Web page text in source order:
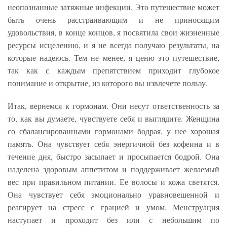
неопознанные затяжные инфекции. Это путешествие может
быть очень расстраивающим и не приносящим
удовольствия, в конце концов, я посвятила свои жизненные
ресурсы исцелению, и я не всегда получаю результаты, на
которые надеюсь. Тем не менее, я ценю это путешествие,
так как с каждым препятствием приходит глубокое
понимание и открытие, из которого вы извлечете пользу.
Итак, вернемся к гормонам. Они несут ответственность за
то, как вы думаете, чувствуете себя и выглядите. Женщина
со сбалансированными гормонами бодрая, у нее хорошая
память. Она чувствует себя энергичной без кофеина и в
течение дня, быстро засыпает и просыпается бодрой. Она
наделена здоровым аппетитом и поддерживает желаемый
вес при правильном питании. Ее волосы и кожа светятся.
Она чувствует себя эмоционально уравновешенной и
реагирует на стресс с грацией и умом. Менструация
наступает и проходит без или с небольшим по